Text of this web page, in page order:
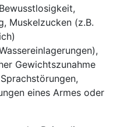
Muskelzucken (z.B.
Gewichtszunahme
eines Armes oder